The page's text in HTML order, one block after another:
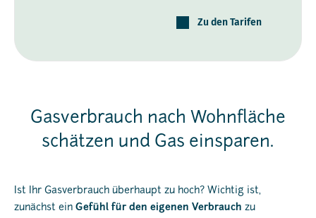
Zu den Tarifen
Gasverbrauch nach Wohnfläche
schätzen und Gas einsparen.
Ist Ihr Gasverbrauch überhaupt zu hoch? Wichtig ist,
zunächst ein Gefühl für den eigenen Verbrauch zu